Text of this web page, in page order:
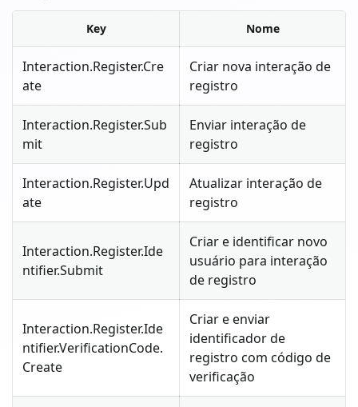
Key Nome
Interaction.Register.Cre
ate
Criar nova interação de
registro
Interaction.Register.Sub
mit
Enviar interação de
registro
Interaction.Register.Upd
ate
Atualizar interação de
registro
Interaction.Register.Ide
ntifier.Submit
Criar e identificar novo
usuário para interação
de registro
Interaction.Register.Ide
ntifier.VerificationCode.
Create
Criar e enviar
identificador de
registro com código de
verificação